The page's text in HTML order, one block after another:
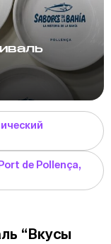
de Pollença,
“Вкусы